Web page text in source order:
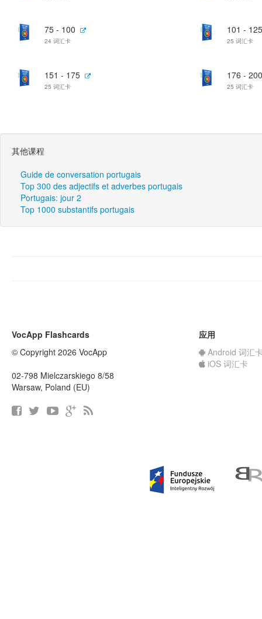
75 - 100
24 词汇卡
101 - 125
25 词汇卡
151 - 175
25 词汇卡
176 - 200
25 词汇卡
其他课程
Guide de conversation portugais
Top 300 des adjectifs et adverbes portugais
Portugais: jour 2
Top 1000 substantifs portugais
VocApp Flashcards
© Copyright 2026 VocApp
02-798 Mielczarskiego 8/58
Warsaw, Poland (EU)
应用
Android 词汇
iOS 词汇卡